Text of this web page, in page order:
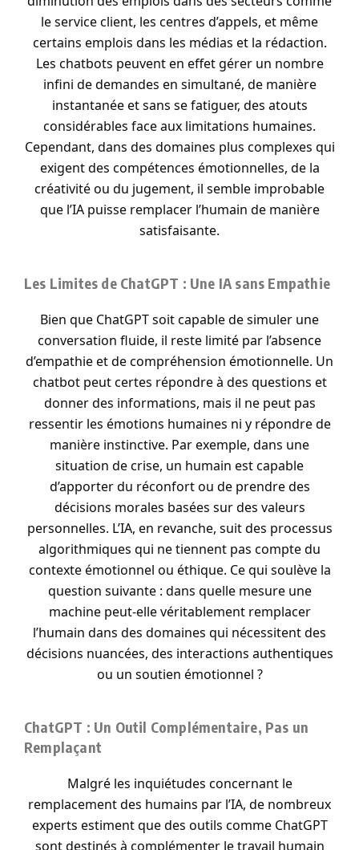
le service client, les centres d’appels, et même
certains emplois dans les médias et la rédaction.
Les chatbots peuvent en effet gérer un nombre
infini de demandes en simultané, de manière
instantanée et sans se fatiguer, des atouts
considérables face aux limitations humaines.
Cependant, dans des domaines plus complexes qui
exigent des compétences émotionnelles, de la
créativité ou du jugement, il semble improbable
que l’IA puisse remplacer l’humain de manière
satisfaisante.
Les Limites de ChatGPT : Une IA sans Empathie
Bien que ChatGPT soit capable de simuler une
conversation fluide, il reste limité par l’absence
d’empathie et de compréhension émotionnelle. Un
chatbot peut certes répondre à des questions et
donner des informations, mais il ne peut pas
ressentir les émotions humaines ni y répondre de
manière instinctive. Par exemple, dans une
situation de crise, un humain est capable
d’apporter du réconfort ou de prendre des
décisions morales basées sur des valeurs
personnelles. L’IA, en revanche, suit des processus
algorithmiques qui ne tiennent pas compte du
contexte émotionnel ou éthique. Ce qui soulève la
question suivante : dans quelle mesure une
machine peut-elle véritablement remplacer
l’humain dans des domaines qui nécessitent des
décisions nuancées, des interactions authentiques
ou un soutien émotionnel ?
ChatGPT : Un Outil Complémentaire, Pas un
Remplaçant
Malgré les inquiétudes concernant le
remplacement des humains par l’IA, de nombreux
experts estiment que des outils comme ChatGPT
sont destinés à complémenter le travail humain